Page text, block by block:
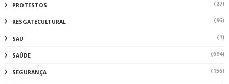
PROTESTOS (27)
RESGATECULTURAL (96)
SAU (1)
SAÚDE (694)
SEGURANÇA (156)